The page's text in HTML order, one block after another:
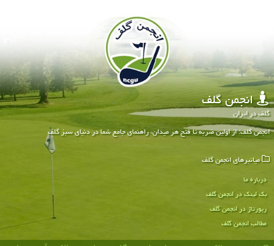
انجمن گلف
گلف در ایران
انجمن گلف: از اولین ضربه تا فتح هر میدان، راهنمای جامع شما در دنیای سبز گلف
میانبرهای انجمن گلف
درباره ما
بک لینک در انجمن گلف
رپورتاژ در انجمن گلف
مطالب انجمن گلف